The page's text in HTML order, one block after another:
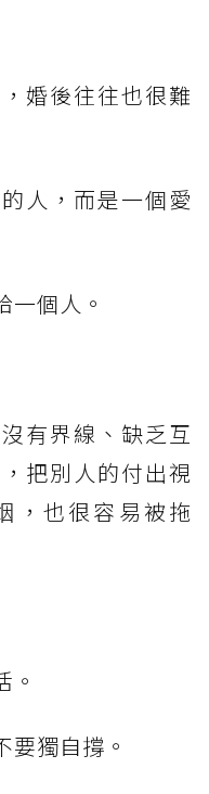
婚後往往也很難
人，而是一個愛
個人。
有界線、缺乏互
把別人的付出視
，也很容易被拖
。
獨自撐。